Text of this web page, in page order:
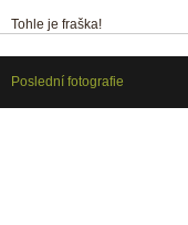
Tohle je fraška!
Poslední fotografie